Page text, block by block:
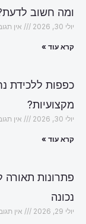
ומה חשוב
יולי 30, 2026 אין
קרא עוד »
כפפות ללכידת
מקצועיות?
יולי 30, 2026 אין
קרא עוד »
פתרונות תאורה
נכונה
יולי 29, 2026 אין